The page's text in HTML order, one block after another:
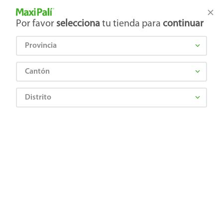
Tienda Maxi Palí
Por favor selecciona tu tienda para continuar
Provincia
Cantón
Distrito